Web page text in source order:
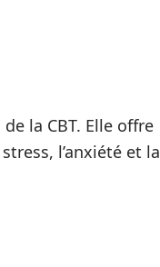
la CBT. Elle offre
l’anxiété et la